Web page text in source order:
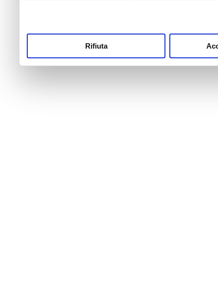
sul tasto "Accetta tutti".
profilazione può negare
Rifiuta